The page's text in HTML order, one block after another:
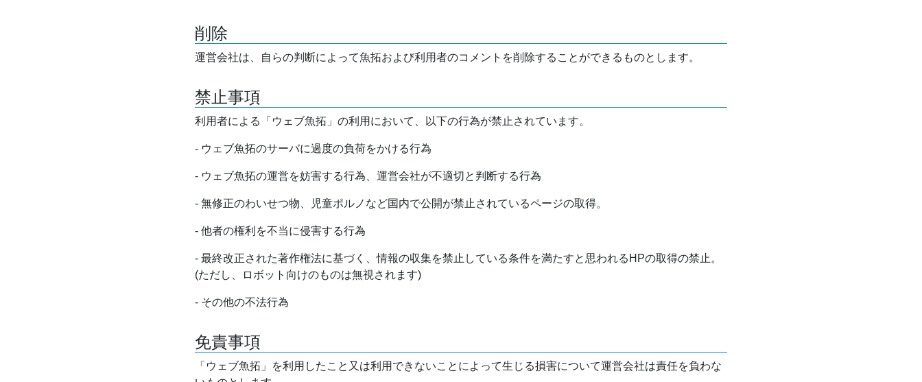
削除
運営会社は、自らの判断によって魚拓および利用者のコメントを削除することができるものとします。
禁止事項
利用者による「ウェブ魚拓」の利用において、以下の行為が禁止されています。
- ウェブ魚拓のサーバに過度の負荷をかける行為
- ウェブ魚拓の運営を妨害する行為、運営会社が不適切と判断する行為
- 無修正のわいせつ物、児童ポルノなど国内で公開が禁止されているページの取得。
- 他者の権利を不当に侵害する行為
- 最終改正された著作権法に基づく、情報の収集を禁止している条件を満たすと思われるHPの取得の禁止。
(ただし、ロボット向けのものは無視されます)
- その他の不法行為
免責事項
「ウェブ魚拓」を利用したこと又は利用できないことによって生じる損害について運営会社は責任を負わな